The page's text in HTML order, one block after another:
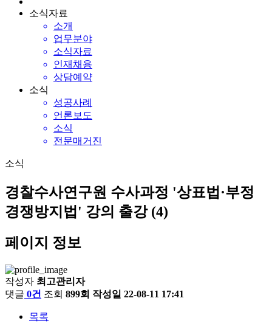
소식자료
소개
업무분야
소식자료
인재채용
상담예약
소식
성공사례
언론보도
소식
전문매거진
소식
경찰수사연구원 수사과정 '상표법·부정
경쟁방지법' 강의 출강 (4)
페이지 정보
작성자 최고관리자
댓글 0건 조회 899회 작성일 22-08-11 17:41
목록